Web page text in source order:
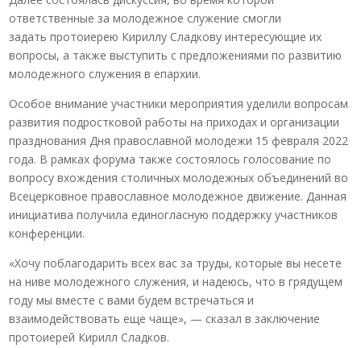
ответственные за молодежное служение смогли
задать протоиерею Кириллу Сладкову интересующие их
вопросы, а также выступить с предложениями по развитию
молодежного служения в епархии.
Особое внимание участники мероприятия уделили вопросам
развития подростковой работы на приходах и организации
празднования Дня православной молодежи 15 февраля 2022
года. В рамках форума также состоялось голосование по
вопросу вхождения столичных молодежных объединений во
Всецерковное православное молодежное движение. Данная
инициатива получила единогласную поддержку участников
конференции.
«Хочу поблагодарить всех вас за труды, которые вы несете
на ниве молодежного служения, и надеюсь, что в грядущем
году мы вместе с вами будем встречаться и
взаимодействовать еще чаще», — сказал в заключение
протоиерей Кирилл Сладков.